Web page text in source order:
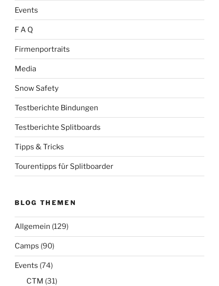
Events
F A Q
Firmenportraits
Media
Snow Safety
Testberichte Bindungen
Testberichte Splitboards
Tipps & Tricks
Tourentipps für Splitboarder
BLOG THEMEN
Allgemein (129)
Camps (90)
Events (74)
CTM (31)